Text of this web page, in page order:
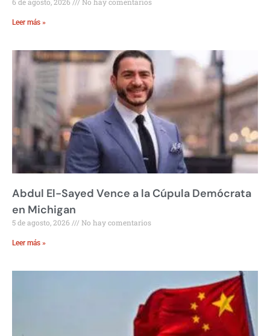
6 de agosto, 2026 No hay comentarios
Leer más »
Abdul El-Sayed Vence a la Cúpula Demócrata
en Michigan
5 de agosto, 2026 No hay comentarios
Leer más »